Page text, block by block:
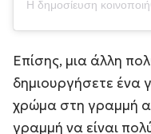
Επίσης, μια άλλη
δημιουργήσετε ένα
χρώμα στη γραμμή
γραμμή να είναι